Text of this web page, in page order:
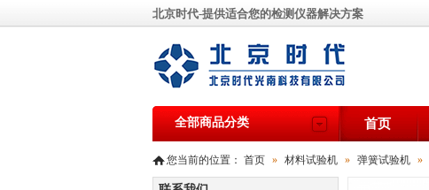
全部商品分类
北京时代-提供适合您的检测仪器解决方案
首页
您当前的位置： 首页 » 材料试验机 » 弹簧试验机 »